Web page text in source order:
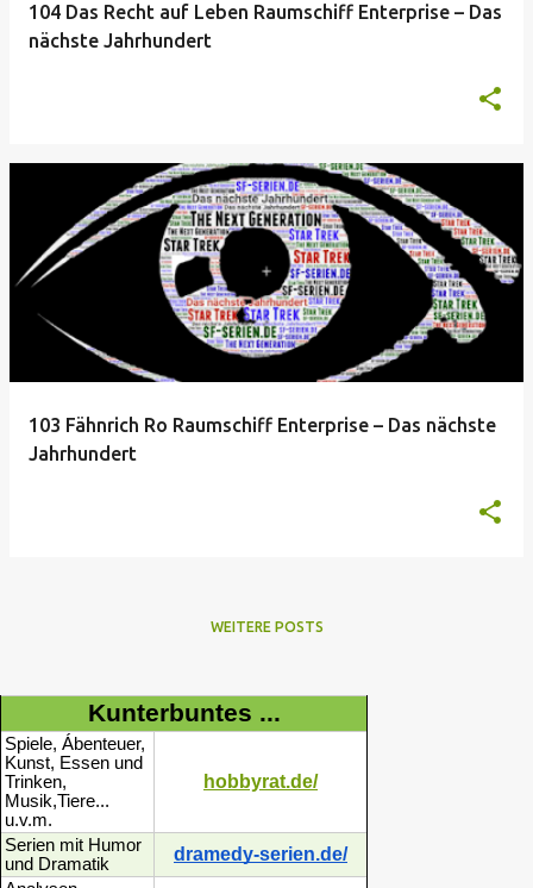
104 Das Recht auf Leben Raumschiff Enterprise – Das
nächste Jahrhundert
103 Fähnrich Ro Raumschiff Enterprise – Das nächste
Jahrhundert
WEITERE POSTS
Kunterbuntes ...
Spiele, Ábenteuer,
Kunst, Essen und
Trinken,
Musik,Tiere...
u.v.m.
hobbyrat.de/
Serien mit Humor
und Dramatik
dramedy-serien.de/